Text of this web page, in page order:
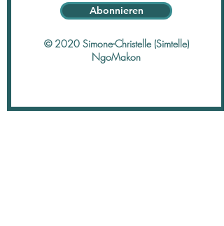
Abonnieren
© 2020 Simone-Christelle (Simtelle)
NgoMakon